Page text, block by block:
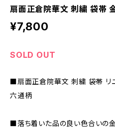
扇面正倉院華文 刺繍 袋帯
¥7,800
SOLD OUT
■扇面正倉院華文 刺繍 袋帯 リ
六通柄
■落ち着いた品の良い色合いの